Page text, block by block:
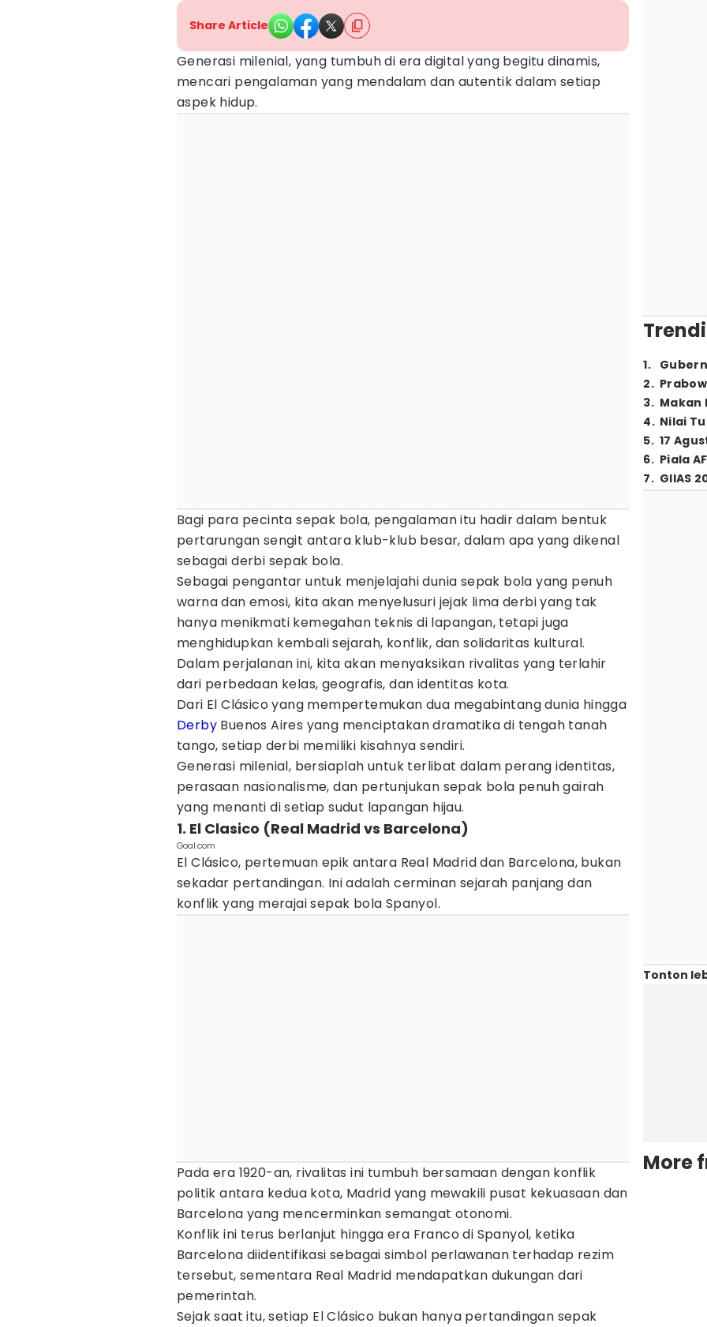
Share Article
Generasi milenial, yang tumbuh di era digital yang begitu dinamis,
mencari pengalaman yang mendalam dan autentik dalam setiap
aspek hidup.
Bagi para pecinta sepak bola, pengalaman itu hadir dalam bentuk
pertarungan sengit antara klub-klub besar, dalam apa yang dikenal
sebagai derbi sepak bola.
Sebagai pengantar untuk menjelajahi dunia sepak bola yang penuh
warna dan emosi, kita akan menyelusuri jejak lima derbi yang tak
hanya menikmati kemegahan teknis di lapangan, tetapi juga
menghidupkan kembali sejarah, konflik, dan solidaritas kultural.
Dalam perjalanan ini, kita akan menyaksikan rivalitas yang terlahir
dari perbedaan kelas, geografis, dan identitas kota.
Dari El Clásico yang mempertemukan dua megabintang dunia hingga
Derby Buenos Aires yang menciptakan dramatika di tengah tanah
tango, setiap derbi memiliki kisahnya sendiri.
Generasi milenial, bersiaplah untuk terlibat dalam perang identitas,
perasaan nasionalisme, dan pertunjukan sepak bola penuh gairah
yang menanti di setiap sudut lapangan hijau.
1. El Clasico (Real Madrid vs Barcelona)
Goal.com
El Clásico, pertemuan epik antara Real Madrid dan Barcelona, bukan
sekadar pertandingan. Ini adalah cerminan sejarah panjang dan
konflik yang merajai sepak bola Spanyol.
Pada era 1920-an, rivalitas ini tumbuh bersamaan dengan konflik
politik antara kedua kota, Madrid yang mewakili pusat kekuasaan dan
Barcelona yang mencerminkan semangat otonomi.
Konflik ini terus berlanjut hingga era Franco di Spanyol, ketika
Barcelona diidentifikasi sebagai simbol perlawanan terhadap rezim
tersebut, sementara Real Madrid mendapatkan dukungan dari
pemerintah.
Sejak saat itu, setiap El Clásico bukan hanya pertandingan sepak
1.
2.
3. Makan
4. Nilai
5. 17
6. Piala
7. GIIAS
Tonton
More